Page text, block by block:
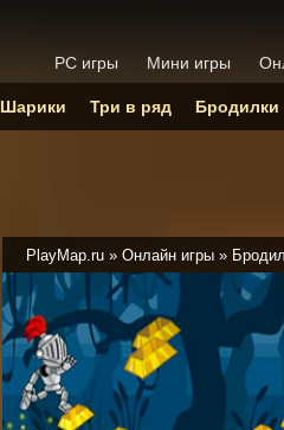
PlayMap.ru » Онлайн игры »
PC игры Мини игры
Шарики Три в ряд Бродилки